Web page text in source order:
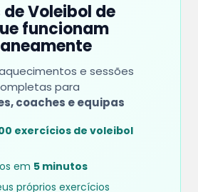
de Voleibol de
funcionam
e sessões
para
coaches e equipas
exercícios de voleibol
em 5 minutos
próprios exercícios